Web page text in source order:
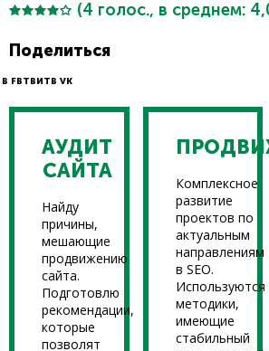
(4 голос., в среднем:
Поделиться
В FBТВИТ В VK
АУДИТ
САЙТА
Найду
причины,
мешающие
продвижению
сайта.
Подготовлю
рекомендации,
которые
позволят
Комплексное
развитие
проектов по
актуальным
направлениям
в SEO.
Используются
методики,
имеющие
стабильный